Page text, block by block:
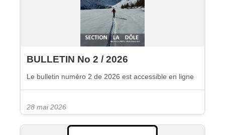
BULLETIN No 2 / 2026
Le bulletin numéro 2 de 2026 est accessible en ligne
28 mai 2026